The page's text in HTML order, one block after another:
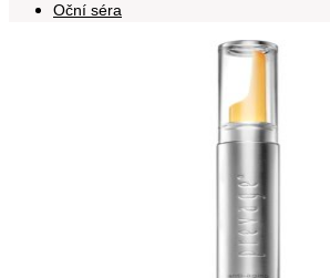
Oční séra